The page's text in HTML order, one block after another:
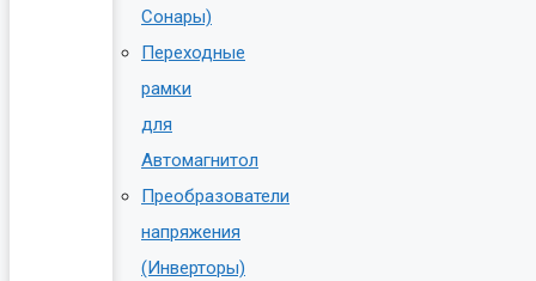
Сонары)
Переходные
рамки
для
Автомагнитол
Преобразователи
напряжения
(Инверторы)